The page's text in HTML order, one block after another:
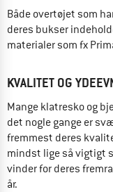
Både overtøjet som
deres bukser
materialer som fx
KVALITET OG
Mange klatresko og
det nogle gange er
fremmest deres
mindst lige så vigtigt
vinder for deres
år.